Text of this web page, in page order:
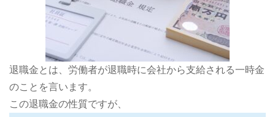
退職金とは、労働者が退職時に会社から支給される一時金
のことを言います。
この退職金の性質ですが、